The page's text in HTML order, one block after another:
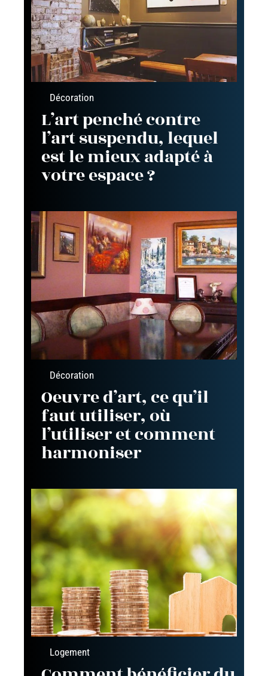
Décoration
L’art penché contre
l’art suspendu, lequel
est le mieux adapté à
votre espace ?
Décoration
Oeuvre d’art, ce qu’il
faut utiliser, où
l’utiliser et comment
harmoniser
Logement